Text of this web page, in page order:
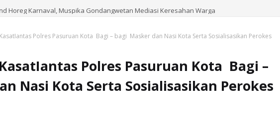
Horeg Karnaval, Muspika Gondangwetan Mediasi Keresahan Warga
Polres Pasuruan Kota Bagi – bagi Masker dan Nasi Kota Serta Sosialisasikan Perokes
Polres Pasuruan Kota Bagi –
Nasi Kota Serta Sosialisasikan Perokes